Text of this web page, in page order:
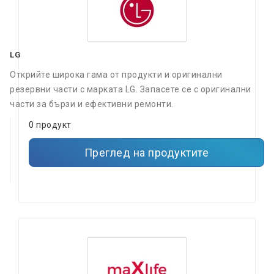
LG
Открийте широка гама от продукти и оригинални
резервни части с марката LG. Запасете се с оригинални
части за бързи и ефективни ремонти.
0 продукт
Преглед на продуктите